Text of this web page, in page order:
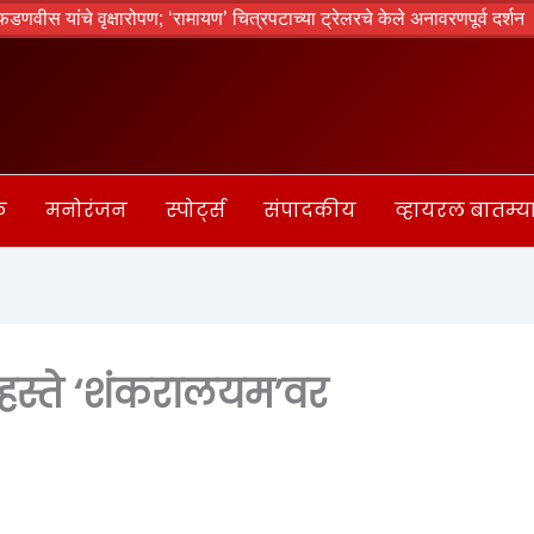
‘रामायण’ चित्रपटाच्या ट्रेलरचे केले अनावरणपूर्व दर्शन
मनोरंजन स्पोर्ट्स संपादकीय व्हायरल
‘शंकरालयम’वर